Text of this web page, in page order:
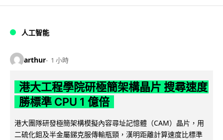
人工智能
arthur 1 小時
港大工程學院研極簡架構晶片 搜尋速度
勝標準 CPU 1 億倍
港大團隊研發極簡架構模擬內容尋址記憶體（CAM）晶片，用
二硫化鉬及半金屬銻克服傳輸瓶頸，漢明距離計算速度比標準